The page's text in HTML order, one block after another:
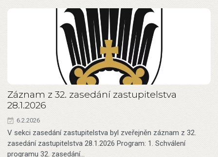
Záznam z 32. zasedání zastupitelstva
28.1.2026
6.2.2026
V sekci zasedání zastupitelstva byl zveřejněn záznam z 32.
zasedání zastupitelstva 28.1.2026 Program: 1. Schválení
programu 32. zasedání…